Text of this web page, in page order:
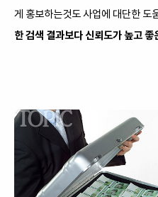
게 홍보하는것도 사업에 대단한 도
한 검색 결과보다 신뢰도가 높고